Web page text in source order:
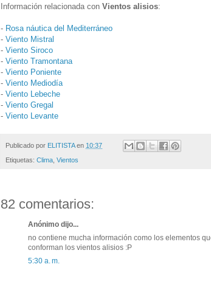
Información relacionada con Vientos alisios:
- Rosa náutica del Mediterráneo
- Viento Mistral
- Viento Siroco
- Viento Tramontana
- Viento Poniente
- Viento Mediodía
- Viento Lebeche
- Viento Gregal
- Viento Levante
Publicado por ELITISTA en 10:37
Etiquetas: Clima Vientos
82 comentarios:
Anónimo dijo...
no contiene mucha información como los elementos
conforman los vientos alisios :P
5:30 a. m.